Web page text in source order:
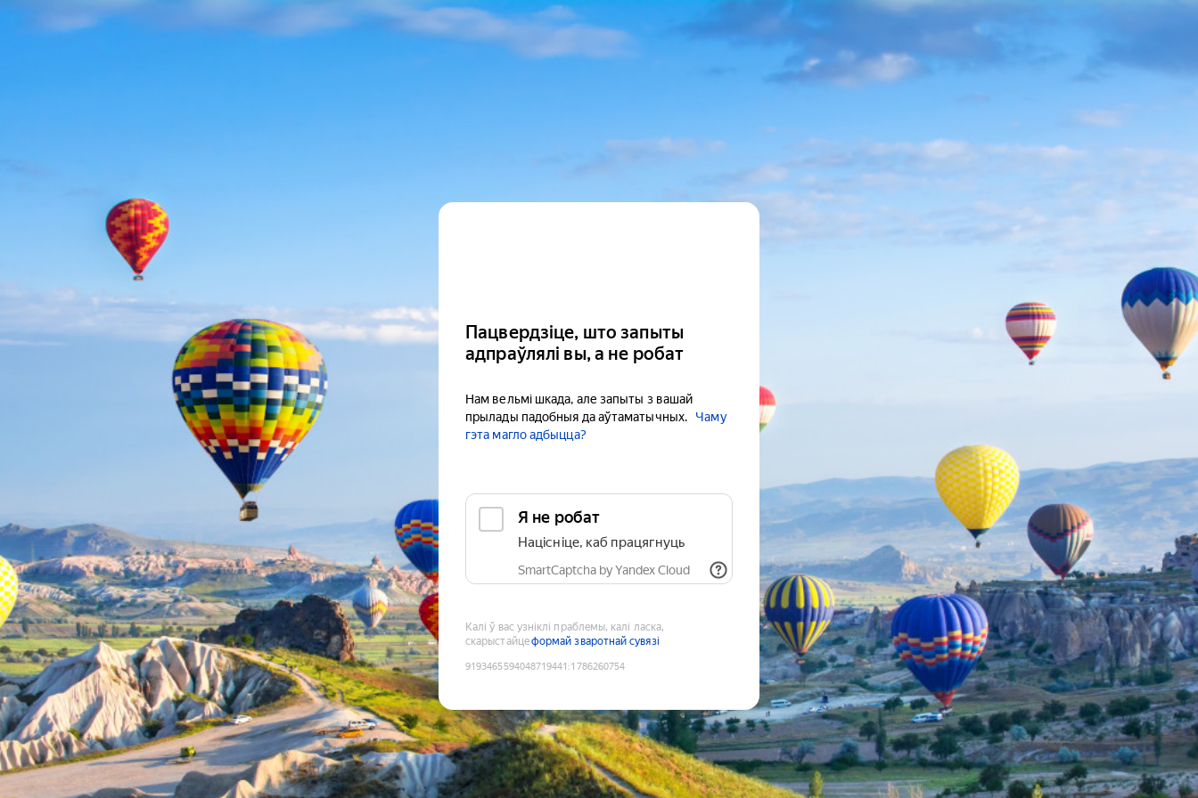
Пацвердзіце, што запыты
адпраўлялі вы, а не робат
Нам вельмі шкада, але запыты з вашай
прылады падобныя да аўтаматычных.
Чаму
гэта магло адбыцца?
Я не робат
Націсніце, каб працягнуць
SmartCaptcha by Yandex Cloud
Калі ў вас узніклі праблемы, калі ласка,
скарыстайцеформай зваротнай сувязі
9193465594048719441 :1786260754